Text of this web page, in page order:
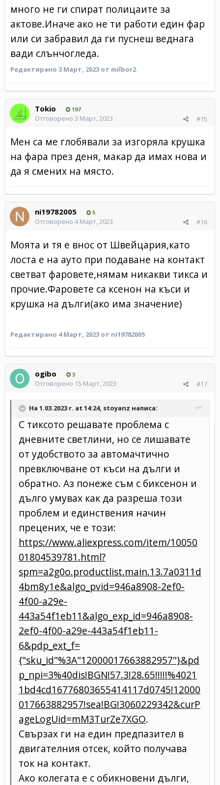
много не ги спират полицаите за
актове.Иначе ако не ти работи един фар
или си забравил да ги пуснеш веднага
вади слънчогледа.
Редактирано 3 Март, 2023 от milbor2
Tokio 197
#15
Отговорено 3 Март, 2023
Мен са ме глобявали за изгоряла крушка
на фара през деня, макар да имах нова и
да я смених на място.
ni19782005 5
#16
Отговорено 4 Март, 2023
Моята и тя е внос от Швейцария,като
лоста е на ауто при подаване на контакт
светват фаровете,нямам никакви тикса и
прочие.Фаровете са ксенон на къси и
крушка на дълги(ако има значение)
Редактирано 4 Март, 2023 от ni19782005
ogibo 3
#17
Отговорено 15 Март, 2023
На 1.03.2023 г. at 14:24, stoyanz написа:
С тиксото решавате проблема с
дневните светлини, но се лишавате
от удобството за автомачтично
превключване от къси на дълги и
обратно. Аз понеже съм с биксенон и
дълго умувах как да разреша този
проблем и единствения начин
прецених, че е този:
https://www.aliexpress.com/item/10050
01804539781.html?
spm=a2g0o.productlist.main.13.7a0311d
4bm8y1e&algo_pvid=946a8908-2ef0-
4f00-a29e-
443a54f1eb11&algo_exp_id=946a8908-
2ef0-4f00-a29e-443a54f1eb11-
6&pdp_ext_f=
{"sku_id"%3A"12000017663882957"}&pd
p_npi=3%40dis!BGN!57.3!28.65!!!!!%4021
1bd4cd16776803655414117d0745!12000
017663882957!sea!BG!3060229342&curP
ageLogUid=mM3TurZe7XGO.
Свързах ги на един предпазител в
двигателния отсек, който получава
ток на контакт.
Ако колегата е с обикновени дълги,